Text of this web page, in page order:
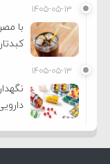
۱۴۰۵-۰۵-۱۳
با
۱۴۰۵-۰۵-۱۳